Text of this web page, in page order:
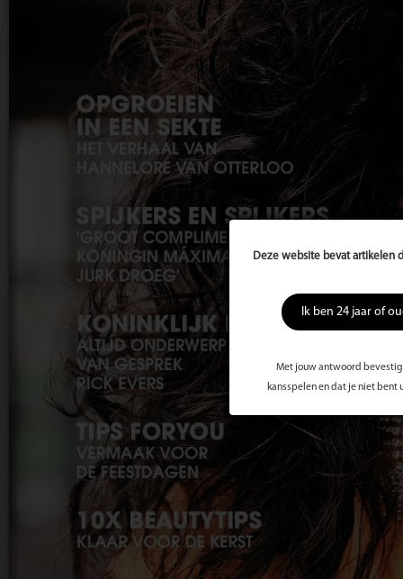
Deze website bevat artikelen
Ik ben 24 jaar of
Met jouw antwoord bevestig
kansspelen en dat je niet bent